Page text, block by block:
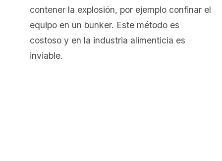
contener la explosión, por ejemplo confinar el
equipo en un bunker. Este método es
costoso y en la industria alimenticia es
inviable.